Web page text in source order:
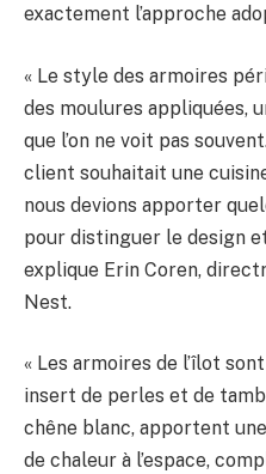
exactement l’approche
« Le style des armoires
des moulures appliquées,
que l’on ne voit pas
client souhaitait une
nous devions apporter
pour distinguer le design
explique Erin Coren,
Nest.
« Les armoires de l’îlot
insert de perles et de
chêne blanc, apportent
de chaleur à l’espace,